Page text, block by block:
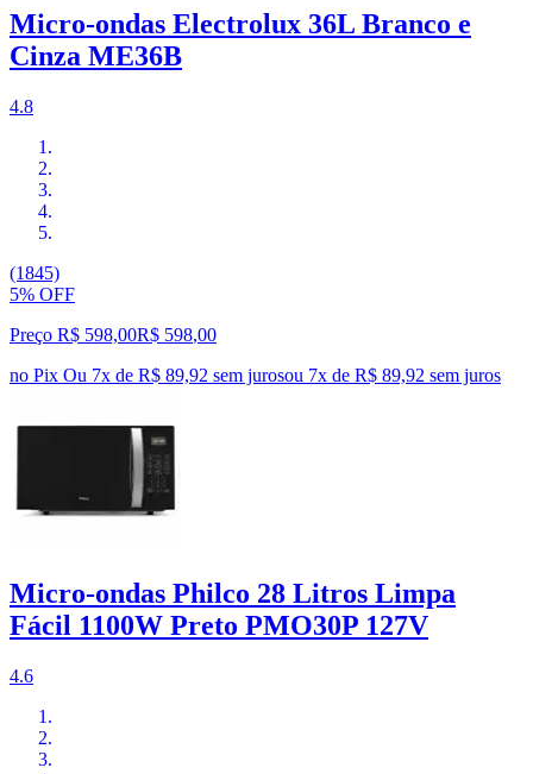
Micro-ondas Electrolux 36L Branco e
Cinza ME36B
4.8
(1845)
5% OFF
Preço R$ 598,00R$ 598,00
no Pix Ou 7x de R$ 89,92 sem jurosou 7x de R$ 89,92 sem juros
Micro-ondas Philco 28 Litros Limpa
Fácil 1100W Preto PMO30P 127V
4.6